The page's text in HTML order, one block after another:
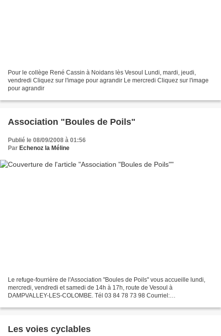
Pour le collège René Cassin à Noidans lès Vesoul Lundi, mardi, jeudi,
vendredi Cliquez sur l'image pour agrandir Le mercredi Cliquez sur l'image
pour agrandir
Association "Boules de Poils"
Publié le 08/09/2008 à 01:56
Par Echenoz la Méline
Le refuge-fourrière de l'Association "Boules de Poils" vous accueille lundi,
mercredi, vendredi et samedi de 14h à 17h, route de Vesoul à
DAMPVALLEY-LES-COLOMBE. Tél 03 84 78 73 98 Courriel:
Les voies cyclables